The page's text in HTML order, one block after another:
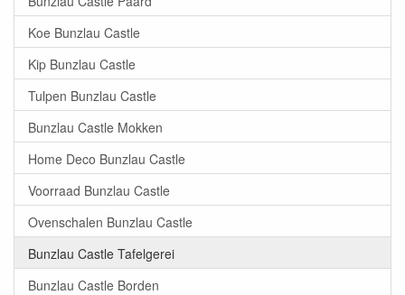
Koe Bunzlau Castle
Kip Bunzlau Castle
Tulpen Bunzlau Castle
Bunzlau Castle Mokken
Home Deco Bunzlau Castle
Voorraad Bunzlau Castle
Ovenschalen Bunzlau Castle
Bunzlau Castle Tafelgerei
Bunzlau Castle Borden